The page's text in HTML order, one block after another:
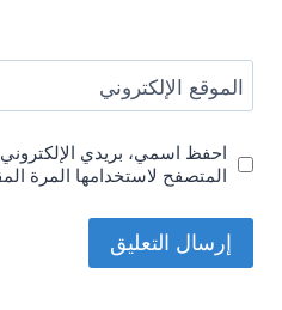
الموقع الإلكتروني
احفظ اسمي، بريدي
المتصفح لاستخدامها المرة